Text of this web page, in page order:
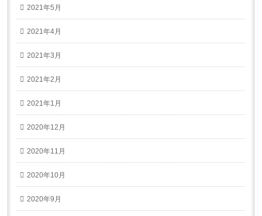
2021年5月
2021年4月
2021年3月
2021年2月
2021年1月
2020年12月
2020年11月
2020年10月
2020年9月